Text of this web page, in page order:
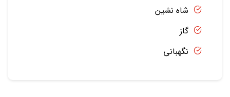
شاه نشین
گاز
نگهبانی